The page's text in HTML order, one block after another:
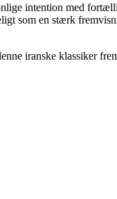
intention med
som en stærk
iranske klassiker